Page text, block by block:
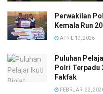
Perwakilan
Kemala Run
APRIL 19, 2026
Puluhan
Polri Terpadu
Fakfak
FEBRUARI 22,